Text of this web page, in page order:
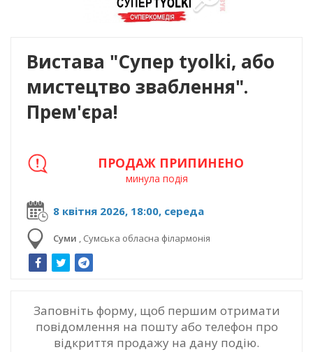
Вистава "Супер tyolki, або
мистецтво зваблення".
Прем'єра!
8 квітня 2026, 18:00, середа
Суми , Сумська обласна філармонія
ПРОДАЖ ПРИПИНЕНО
минула подія
Заповніть форму, щоб першим отримати
повідомлення на пошту або телефон про
відкриття продажу на дану подію.